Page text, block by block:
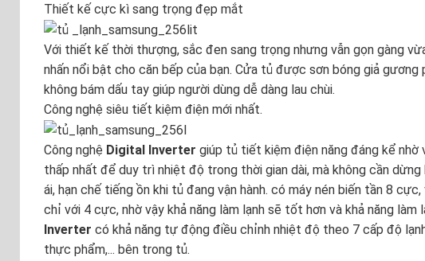
Thiết kế cực kì sang trọng đẹp mắt
Với thiết kế thời thượng, sắc đen sang trọng nhưng vẫn gọn gàng
nhấn nổi bật cho căn bếp của bạn. Cửa tủ được sơn bóng giả
không bám dấu tay giúp người dùng dễ dàng lau chùi.
Công nghệ siêu tiết kiệm điện mới nhất.
Công nghệ Digital Inverter giúp tủ tiết kiệm điện năng đáng kể
thấp nhất để duy trì nhiệt độ trong thời gian dài, mà không cần
ái, hạn chế tiếng ồn khi tủ đang vận hành. có máy nén biến tần 8 cực,
chỉ với 4 cực, nhờ vậy khả năng làm lạnh sẽ tốt hơn và khả năng
Inverter có khả năng tự động điều chỉnh nhiệt độ theo 7 cấp độ
thực phẩm,... bên trong tủ.